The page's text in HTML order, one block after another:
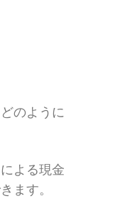
のように
よる現金
ます。